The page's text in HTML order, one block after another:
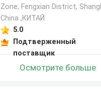
Zone, Fengxian District,
China ,КИТАЙ
5.0
Подтверженный
поставщик
Осмотрите больше